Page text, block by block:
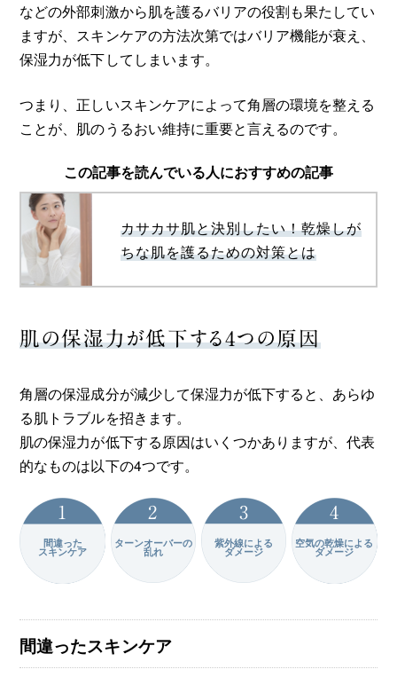
などの外部刺激から肌を護るバリアの役割も果たしてい
ますが、スキンケアの方法次第ではバリア機能が衰え、
保湿力が低下してしまいます。
つまり、正しいスキンケアによって角層の環境を整える
ことが、肌のうるおい維持に重要と言えるのです。
この記事を読んでいる人におすすめの記事
カサカサ肌と決別したい！乾燥しが
ちな肌を護るための対策とは
肌の保湿力が低下する4つの原因
角層の保湿成分が減少して保湿力が低下すると、あらゆ
る肌トラブルを招きます。
肌の保湿力が低下する原因はいくつかありますが、代表
的なものは以下の4つです。
間違った
スキンケア
ターンオーバーの
乱れ
紫外線による
ダメージ
空気の乾燥による
ダメージ
間違ったスキンケア